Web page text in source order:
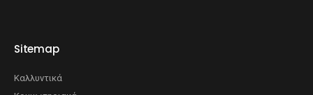
Sitemap
Καλλυντικά